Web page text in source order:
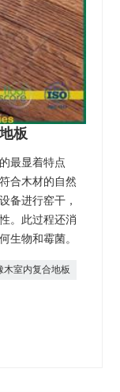
板
最显着特点
合木材的自然
备进行窑干，
。此过程还消
生物和霉菌。
木室内复合地板